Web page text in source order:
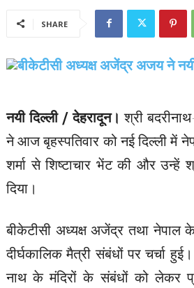
SHARE
नयी दिल्ली / देहरादून। श्री
ने आज बृहस्पतिवार को नई दिल्ली में
शर्मा से शिष्टाचार भेंट की और उन्हें
दिया।
बीकेटीसी अध्यक्ष अजेंद्र तथा
दीर्घकालिक मैत्री संबंधों पर चर्चा
नाथ के मंदिरों के संबंधों को लेकर